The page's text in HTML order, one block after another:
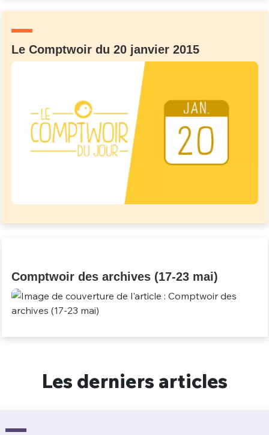
Le Comptwoir du 20 janvier 2015
Comptwoir des archives (17-23 mai)
Les derniers articles